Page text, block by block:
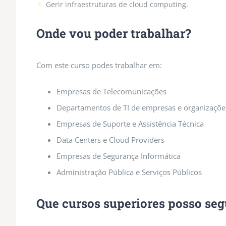
Gerir infraestruturas de cloud computing.
Onde vou poder trabalhar?
Com este curso podes trabalhar em:
Empresas de Telecomunicações
Departamentos de TI de empresas e
Empresas de Suporte e Assistência Técnica
Data Centers e Cloud Providers
Empresas de Segurança Informática
Administração Pública e Serviços Públicos
Que cursos superiores posso